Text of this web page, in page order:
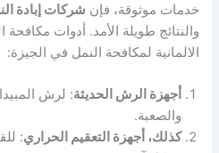
خدمات موثوقة، فإن شركات إبادة
والنتائج طويلة الأمد. أدوات
الالمانية لمكافحة النمل في الجيزة:
أجهزة الرش الحديثة: لرش
والصعبة.
كذلك، أجهزة التعقيم الحراري: